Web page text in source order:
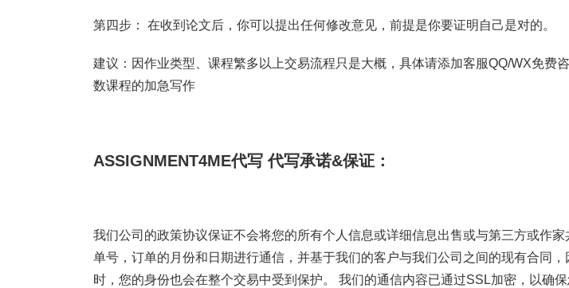
第四步： 在收到论文后，你可以提出任何修改意见，前提是你要证明自己是对的。
建议：因作业类型、课程繁多以上交易流程只是大概，具体请添加客服QQ/WX免费
数课程的加急写作
ASSIGNMENT4ME代写代写承诺&保证：
我们公司的政策协议保证不会将您的所有个人信息或详细信息出售或与第三方或作
单号，订单的月份和日期进行通信，并基于我们的客户与我们公司之间的现有合同
时，您的身份也会在整个交易中受到保护。 我们的通信内容已通过SSL加密，以确